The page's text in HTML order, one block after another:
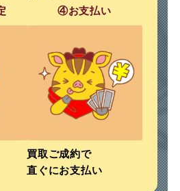
④お支払い
買取ご成約で
直ぐにお支払い